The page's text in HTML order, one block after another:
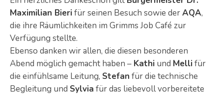
Maximilian Bierifür seinen Besuch sowie derAQA,
die ihre Räumlichkeiten im Grimms Job Café zur
Verfügung stellte.
Ebenso danken wir allen, die diesen besonderen
Abend möglich gemacht haben – Kathi und Mellifür
die einfühlsame Leitung, Stefan für die technische
Begleitung und Sylvia für das liebevoll vorbereitete